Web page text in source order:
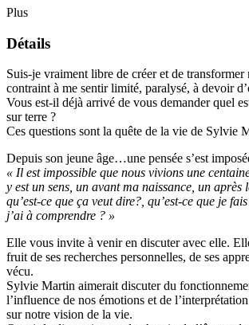
Plus
Détails
Suis-je vraiment libre de créer et de transformer
contraint à me sentir limité, paralysé, à devoir
Vous est-il déjà arrivé de vous demander quel
sur terre ?
Ces questions sont la quête de la vie de Sylvie
Depuis son jeune âge…une pensée s’est
« Il est impossible que nous vivions une
y est un sens, un avant ma naissance, un
qu’est-ce que ça veut dire?, qu’est-ce que je
j’ai à comprendre ? »
Elle vous invite à venir en discuter avec elle.
fruit de ses recherches personnelles, de ses
vécu.
Sylvie Martin aimerait discuter du
l’influence de nos émotions et de
sur notre vision de la vie.